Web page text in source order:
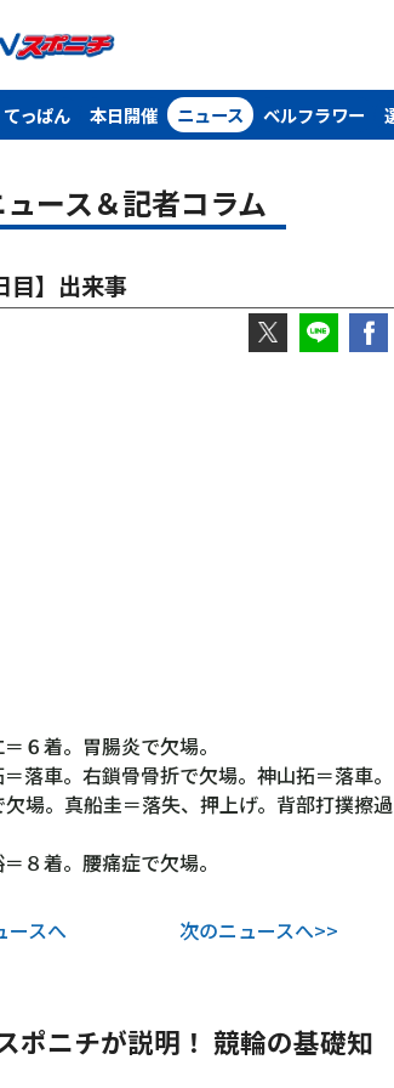
てっぱん 本日開催 ニュース ベルフラワー
ュース＆記者コラム
目】出来事
６着。胃腸炎で欠場。
落車。右鎖骨骨折で欠場。神山拓＝落車。
場。真船圭＝落失、押上げ。背部打撲擦過
８着。腰痛症で欠場。
ースへ 次のニュースへ>>
ポニチが説明！ 競輪の基礎知